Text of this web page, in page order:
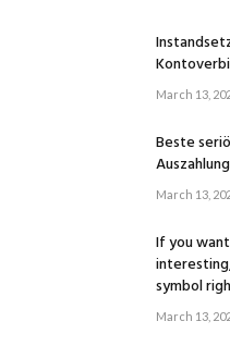
March 13,
Beste
Auszahlung
March 13,
If you
symbol
March 13,